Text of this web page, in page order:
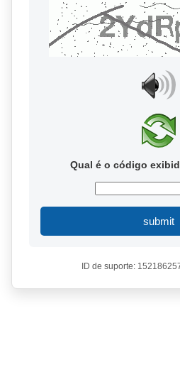
Qual é o código
submit
ID de suporte: